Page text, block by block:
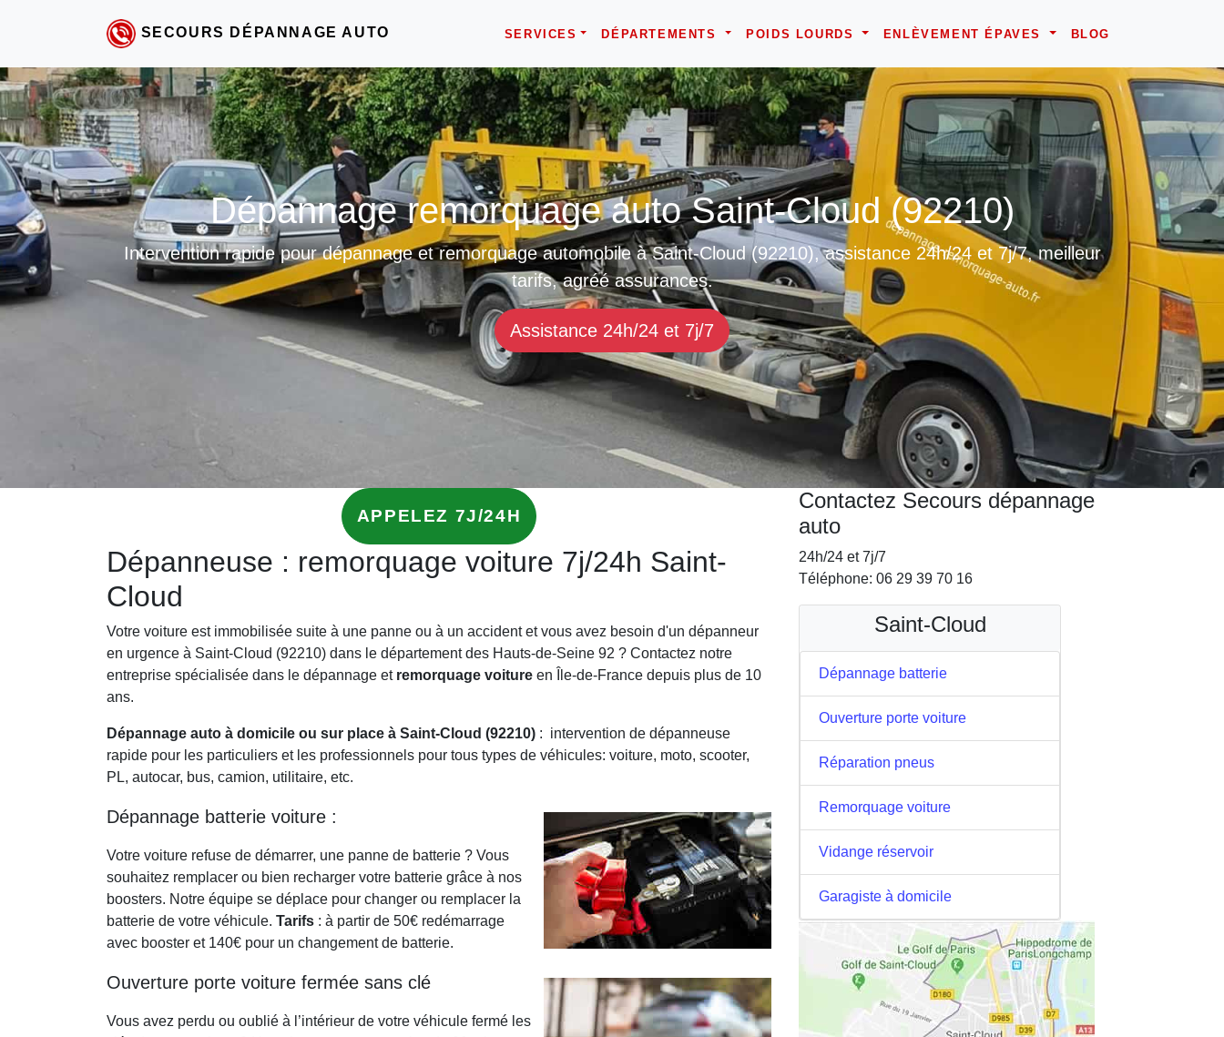
SECOURS DÉPANNAGE AUTO SERVICES DÉPARTEMENTS POIDS LOURDS ENLÈVEMENT ÉPAVES BLOG
Dépannage remorquage auto Saint-Cloud (92210)
Intervention rapide pour dépannage et remorquage automobile à Saint-Cloud (92210), assistance 24h/24 et 7j/7, meilleur
tarifs, agréé assurances.
Assistance 24h/24 et 7j/7
APPELEZ 7J/24H
Dépanneuse : remorquage voiture 7j/24h Saint-
Cloud
Votre voiture est immobilisée suite à une panne ou à un accident et vous avez besoin d'un dépanneur
en urgence à Saint-Cloud (92210) dans le département des Hauts-de-Seine 92 ? Contactez notre
entreprise spécialisée dans le dépannage et remorquage voiture en Île-de-France depuis plus de 10
ans.
Dépannage auto à domicile ou sur place à Saint-Cloud (92210) : intervention de dépanneuse
rapide pour les particuliers et les professionnels pour tous types de véhicules: voiture, moto, scooter,
PL, autocar, bus, camion, utilitaire, etc.
Dépannage batterie voiture :
Votre voiture refuse de démarrer, une panne de batterie ? Vous
souhaitez remplacer ou bien recharger votre batterie grâce à nos
boosters. Notre équipe se déplace pour changer ou remplacer la
batterie de votre véhicule. Tarifs : à partir de 50€ redémarrage
avec booster et 140€ pour un changement de batterie.
Ouverture porte voiture fermée sans clé
Vous avez perdu ou oublié à l’intérieur de votre véhicule fermé les
Contactez Secours dépannage
auto
24h/24 et 7j/7
Téléphone: 06 29 39 70 16
Saint-Cloud
Dépannage batterie
Ouverture porte voiture
Réparation pneus
Remorquage voiture
Vidange réservoir
Garagiste à domicile